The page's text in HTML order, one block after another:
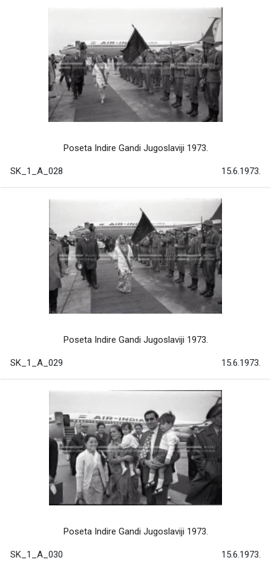
Poseta Indire Gandi Jugoslaviji 1973.
SK_1_A_028 15.6.1973.
Poseta Indire Gandi Jugoslaviji 1973.
SK_1_A_029 15.6.1973.
Poseta Indire Gandi Jugoslaviji 1973.
SK_1_A_030 15.6.1973.